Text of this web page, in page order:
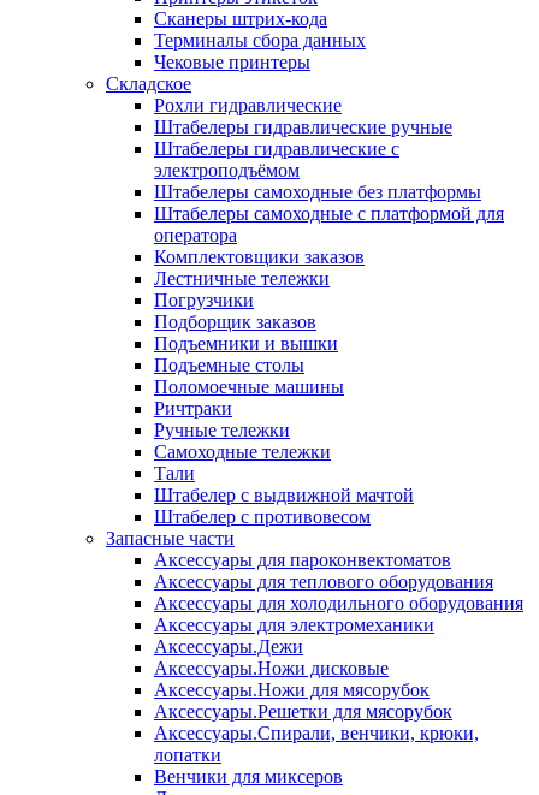
Сканеры штрих-кода
Терминалы сбора данных
Чековые принтеры
Складское
Рохли гидравлические
Штабелеры гидравлические ручные
Штабелеры гидравлические с
электроподъёмом
Штабелеры самоходные без платформы
Штабелеры самоходные с платформой для
оператора
Комплектовщики заказов
Лестничные тележки
Погрузчики
Подборщик заказов
Подъемники и вышки
Подъемные столы
Поломоечные машины
Ричтраки
Ручные тележки
Самоходные тележки
Тали
Штабелер с выдвижной мачтой
Штабелер с противовесом
Запасные части
Аксессуары для пароконвектоматов
Аксессуары для теплового оборудования
Аксессуары для холодильного оборудования
Аксессуары для электромеханики
Аксессуары.Дежи
Аксессуары.Ножи дисковые
Аксессуары.Ножи для мясорубок
Аксессуары.Решетки для мясорубок
Аксессуары.Спирали, венчики, крюки,
лопатки
Венчики для миксеров